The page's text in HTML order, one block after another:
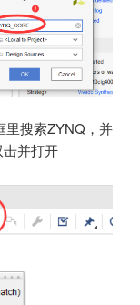
里搜索ZYNQ，并
并打开